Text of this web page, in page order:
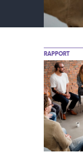
RAPPORT